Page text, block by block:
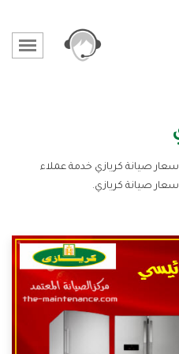
صيانة كريازي خدمة عملاء
صيانة كريازي.